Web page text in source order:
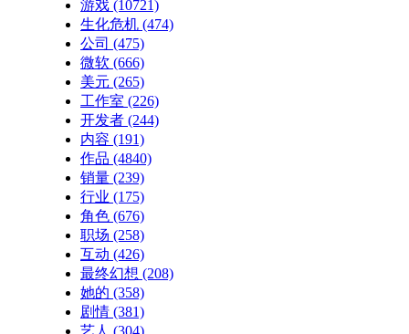
游戏 (10721)
生化危机 (474)
公司 (475)
微软 (666)
美元 (265)
工作室 (226)
开发者 (244)
内容 (191)
作品 (4840)
销量 (239)
行业 (175)
角色 (676)
职场 (258)
互动 (426)
最终幻想 (208)
她的 (358)
剧情 (381)
艺人 (304)